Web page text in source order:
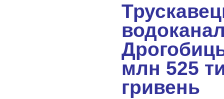
млн 525
гривень